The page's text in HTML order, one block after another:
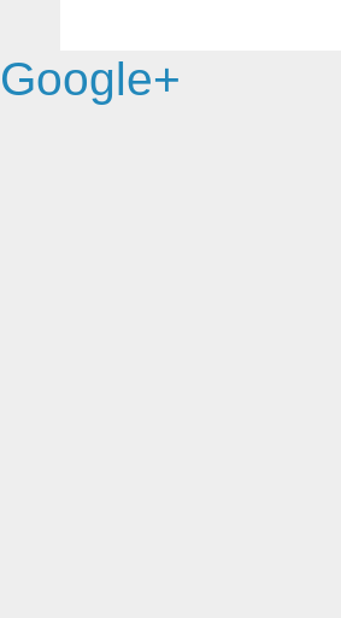
Google+